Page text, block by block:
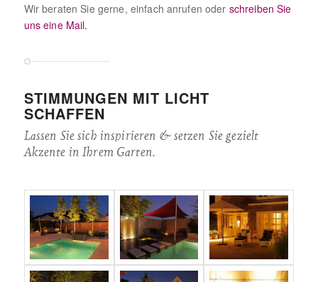
Wir beraten Sie gerne, einfach anrufen oder schreiben Sie
uns eine Mail.
STIMMUNGEN MIT LICHT
SCHAFFEN
Lassen Sie sich inspirieren & setzen Sie gezielt
Akzente in Ihrem Garten.